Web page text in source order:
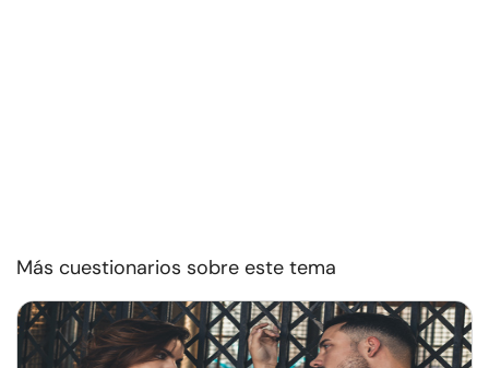
Más cuestionarios sobre este tema